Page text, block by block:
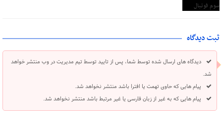
ثبت دیدگاه
دیدگاه های ارسال شده توسط شما، پس از تایید توسط تیم مدیریت در وب منتشر خواهد
شد.
پیام هایی که حاوی تهمت یا افترا باشد منتشر نخواهد شد.
پیام هایی که به غیر از زبان فارسی یا غیر مرتبط باشد منتشر نخواهد شد.